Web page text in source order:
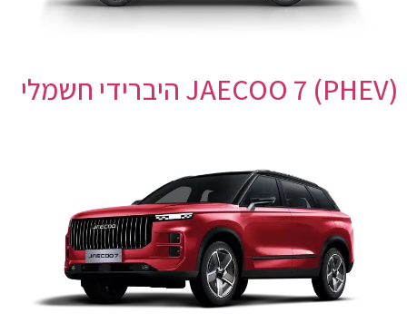
(PHEV) JAECOO 7 היברידי חשמלי